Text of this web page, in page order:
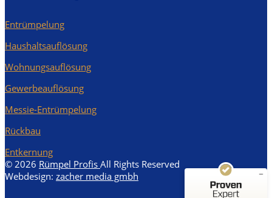
Entrümpelung
Haushaltsauflösung
Wohnungsauflösung
Gewerbeauflösung
Messie-Entrümpelung
Rückbau
Entkernung
© 2026 Rümpel Profis All Rights Reserved
Webdesign: zacher media gmbh 250
Bewertungen auf
ProvenExpert.com
175
Bewertungen von
2